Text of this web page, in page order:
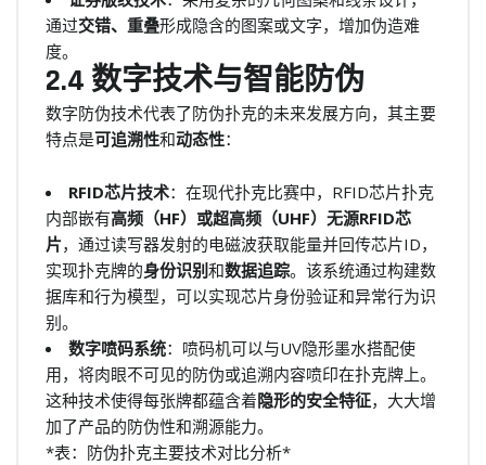
通过交错、重叠形成隐含的图案或文字，增加伪造难
度。
2.4 数字技术与智能防伪
数字防伪技术代表了防伪扑克的未来发展方向，其主要
特点是可追溯性和动态性：
RFID芯片技术：在现代扑克比赛中，RFID芯片扑克
内部嵌有高频（HF）或超高频（UHF）无源RFID芯
片，通过读写器发射的电磁波获取能量并回传芯片ID，
实现扑克牌的身份识别和数据追踪。该系统通过构建数
据库和行为模型，可以实现芯片身份验证和异常行为识
别。
数字喷码系统：喷码机可以与UV隐形墨水搭配使
用，将肉眼不可见的防伪或追溯内容喷印在扑克牌上。
这种技术使得每张牌都蕴含着隐形的安全特征，大大增
加了产品的防伪性和溯源能力。
*表：防伪扑克主要技术对比分析*